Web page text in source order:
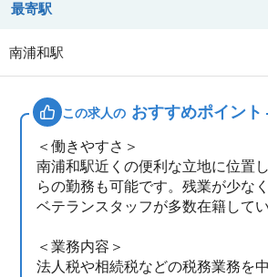
最寄駅
南浦和駅
この求人の おすすめポイント
＜働きやすさ＞
南浦和駅近くの便利な立地に位置
らの勤務も可能です。残業が少な
ベテランスタッフが多数在籍してい
＜業務内容＞
法人税や相続税などの税務業務を